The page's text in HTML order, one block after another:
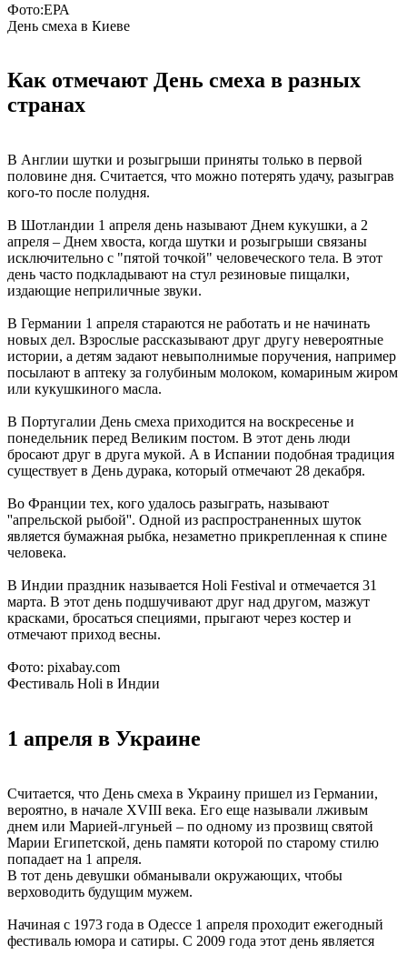
Фото:ЕРА
День смеха в Киеве
Как отмечают День смеха в разных
странах
В Англии шутки и розыгрыши приняты только в первой
половине дня. Считается, что можно потерять удачу, разыграв
кого-то после полудня.
В Шотландии 1 апреля день называют Днем кукушки, а 2
апреля – Днем хвоста, когда шутки и розыгрыши связаны
исключительно с "пятой точкой" человеческого тела. В этот
день часто подкладывают на стул резиновые пищалки,
издающие неприличные звуки.
В Германии 1 апреля стараются не работать и не начинать
новых дел. Взрослые рассказывают друг другу невероятные
истории, а детям задают невыполнимые поручения, например
посылают в аптеку за голубиным молоком, комариным жиром
или кукушкиного масла.
В Португалии День смеха приходится на воскресенье и
понедельник перед Великим постом. В этот день люди
бросают друг в друга мукой. А в Испании подобная традиция
существует в День дурака, который отмечают 28 декабря.
Во Франции тех, кого удалось разыграть, называют
''апрельской рыбой''. Одной из распространенных шуток
является бумажная рыбка, незаметно прикрепленная к спине
человека.
В Индии праздник называется Holi Festival и отмечается 31
марта. В этот день подшучивают друг над другом, мазжут
красками, бросаться специями, прыгают через костер и
отмечают приход весны.
Фото: pixabay.com
Фестиваль Holi в Индии
1 апреля в Украине
Считается, что День смеха в Украину пришел из Германии,
вероятно, в начале XVIII века. Его еще называли лживым
днем или Марией-лгуньей – по одному из прозвищ святой
Марии Египетской, день памяти которой по старому стилю
попадает на 1 апреля.
В тот день девушки обманывали окружающих, чтобы
верховодить будущим мужем.
Начиная с 1973 года в Одессе 1 апреля проходит ежегодный
фестиваль юмора и сатиры. С 2009 года этот день является